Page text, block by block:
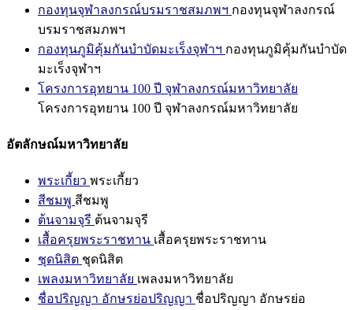
กองทุนจุฬาลงกรณ์บรมราชสมภพฯ กองทุนจุฬาลงกรณ์
บรมราชสมภพฯ
กองทุนภูมิคุ้มกันบำบัดมะเร็งจุฬาฯ กองทุนภูมิคุ้มกันบำบัด
มะเร็งจุฬาฯ
โครงการอุทยาน 100 ปี จุฬาลงกรณ์มหาวิทยาลัย
โครงการอุทยาน 100 ปี จุฬาลงกรณ์มหาวิทยาลัย
อัตลักษณ์มหาวิทยาลัย
พระเกี้ยว พระเกี้ยว
สีชมพู สีชมพู
ต้นจามจุรี ต้นจามจุรี
เสื้อครุยพระราชทาน เสื้อครุยพระราชทาน
ชุดนิสิต ชุดนิสิต
เพลงมหาวิทยาลัย เพลงมหาวิทยาลัย
ชื่อปริญญา อักษรย่อปริญญา ชื่อปริญญา อักษรย่อ